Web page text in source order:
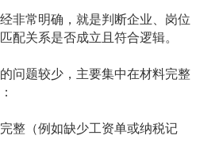
非常明确，就是判断企业、岗位
配关系是否成立且符合逻辑。
问题较少，主要集中在材料完整
整（例如缺少工资单或纳税记